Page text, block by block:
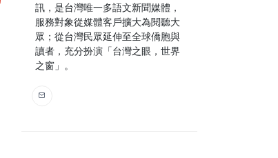
訊，是台灣唯一多語文新聞媒體，
服務對象從媒體客戶擴大為閱聽大
眾；從台灣民眾延伸至全球僑胞與
讀者，充分扮演「台灣之眼，世界
之窗」。